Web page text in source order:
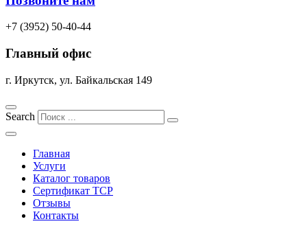
+7 (3952) 50-40-44
Главный офис
г. Иркутск, ул. Байкальская 149
Search
Главная
Услуги
Каталог товаров
Сертификат TCP
Отзывы
Контакты